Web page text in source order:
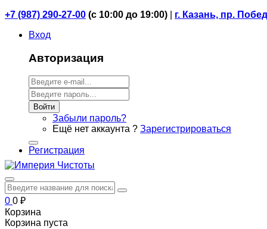
+7 (987) 290-27-00 (с 10:00 до 19:00)
г. Казань, пр.
Вход
Авторизация
Войти
Забыли пароль?
Ещё нет аккаунта ? Зарегистрироваться
Регистрация
0 0 ₽
Корзина
Корзина пуста